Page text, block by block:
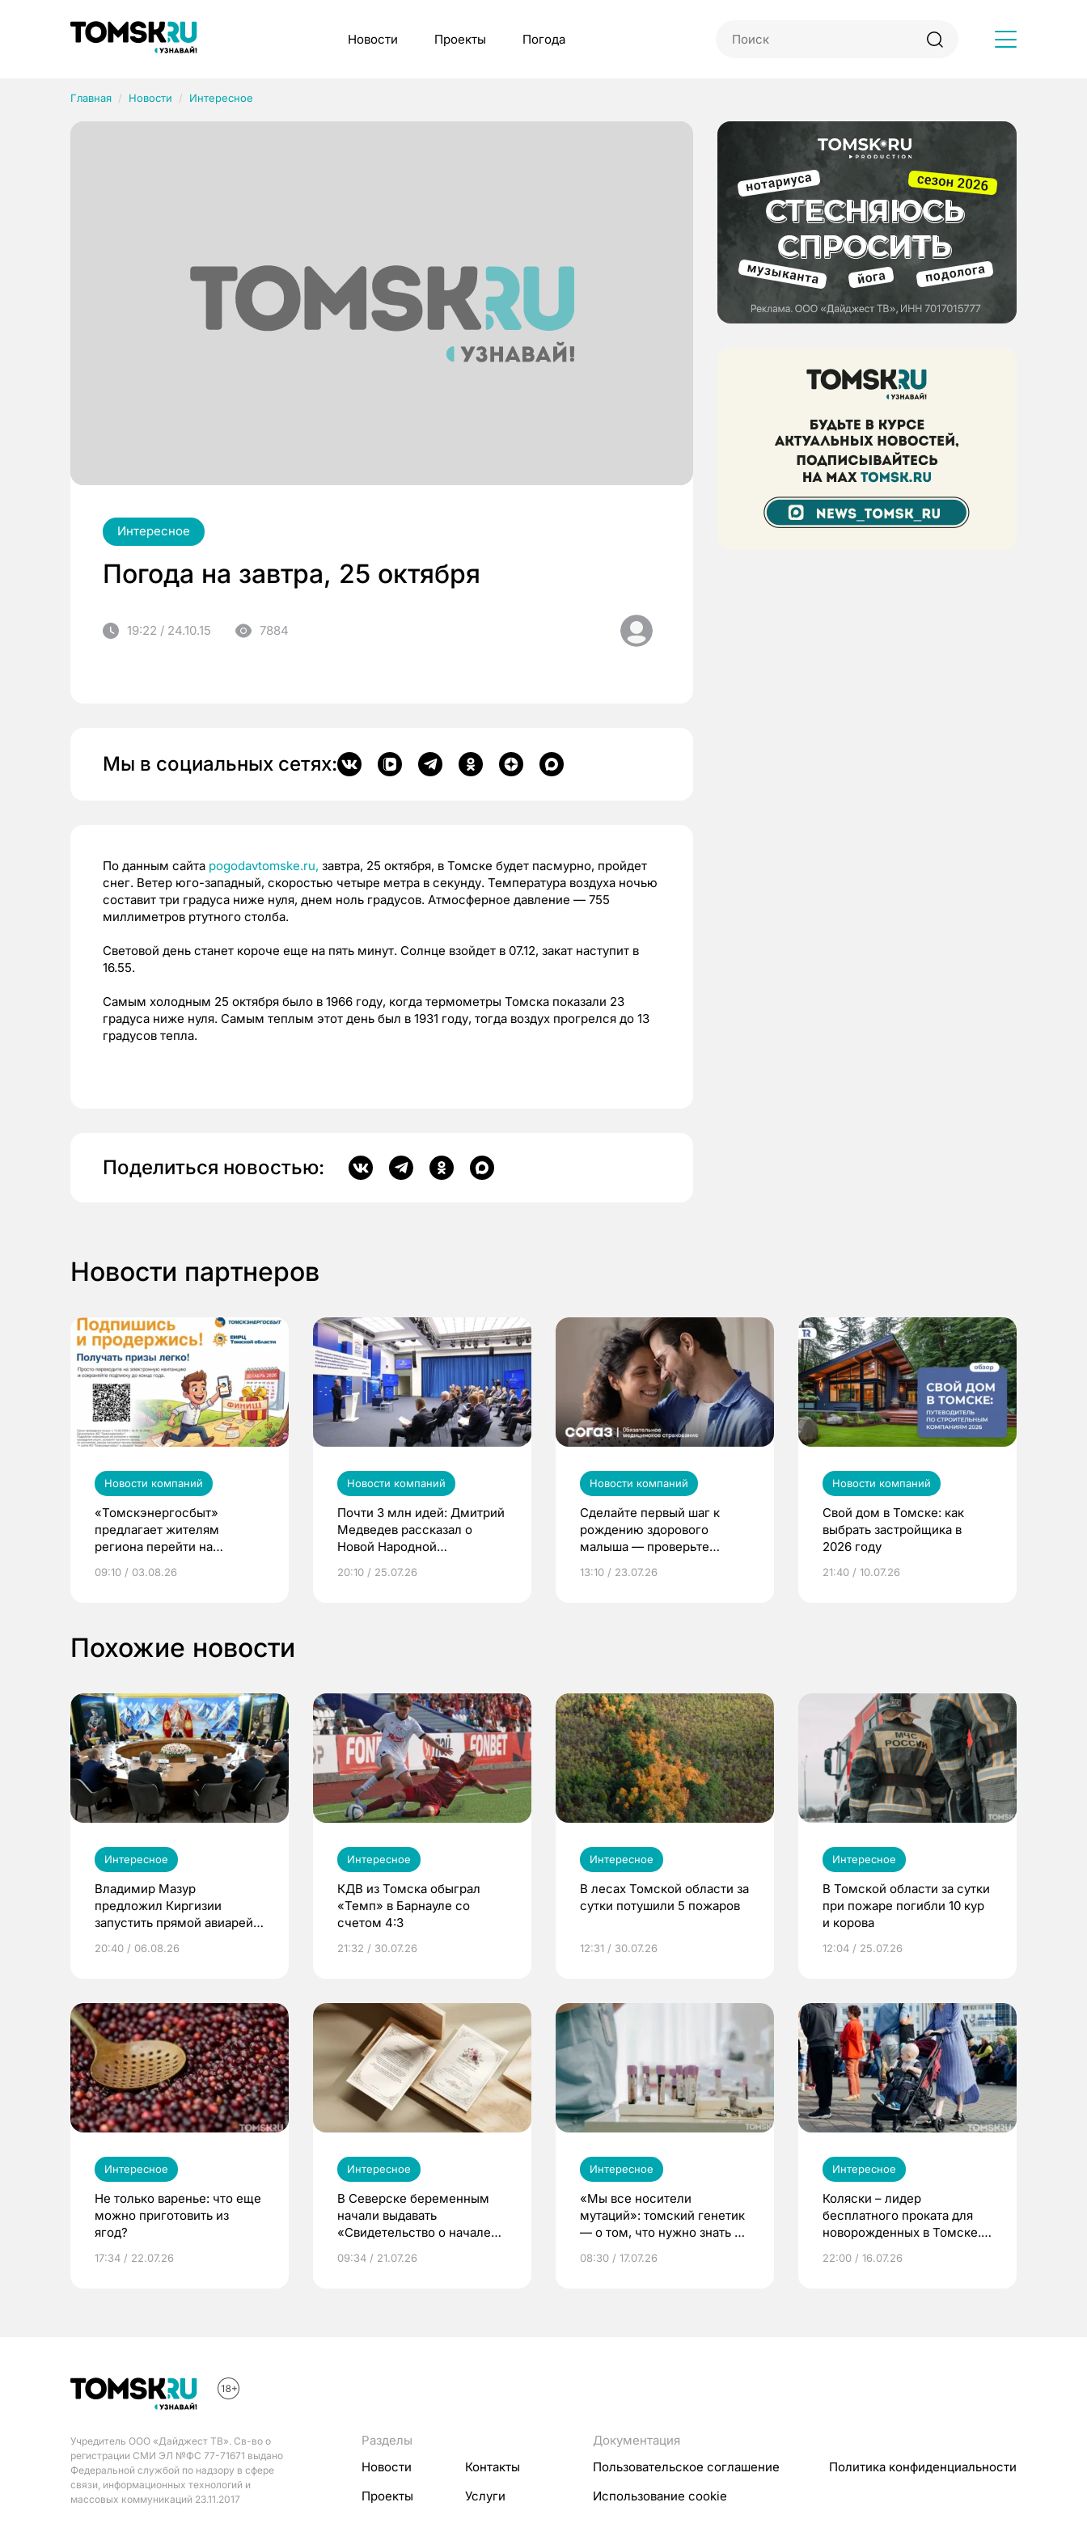
Новости Проекты Погода
Главная Новости Интересное
Интересное
Погода на завтра, 25 октября
19:22 / 24.10.15 7884
Мы в социальных сетях:
По данным сайта pogodavtomske.ru, завтра, 25 октября, в Томске будет пасмурно, пройдет
снег. Ветер юго-западный, скоростью четыре метра в секунду. Температура воздуха ночью
составит три градуса ниже нуля, днем ноль градусов. Атмосферное давление — 755
миллиметров ртутного столба.
Световой день станет короче еще на пять минут. Солнце взойдет в 07.12, закат наступит в
16.55.
Самым холодным 25 октября было в 1966 году, когда термометры Томска показали 23
градуса ниже нуля. Самым теплым этот день был в 1931 году, тогда воздух прогрелся до 13
градусов тепла.
Поделиться новостью:
Новости партнеров
Новости компаний
«Томскэнергосбыт»
предлагает жителям
региона перейти на
выиграть призы
09:10 / 03.08.26
Новости компаний
Почти 3 млн идей: Дмитрий
Медведев рассказал о
Новой Народной
20:10 / 25.07.26
Новости компаний
Сделайте первый шаг к
рождению здорового
малыша — проверьте
по ОМС!
13:10 / 23.07.26
Новости компаний
Свой дом в Томске: как
выбрать застройщика в
2026 году
21:40 / 10.07.26
Похожие новости
Интересное
Владимир Мазур
предложил Киргизии
запустить прямой авиарейс
20:40 / 06.08.26
Интересное
КДВ из Томска обыграл
«Темп» в Барнауле со
счетом 4:3
21:32 / 30.07.26
Интересное
В лесах Томской области за
сутки потушили 5 пожаров
12:31 / 30.07.26
Интересное
В Томской области за сутки
при пожаре погибли 10 кур
и корова
12:04 / 25.07.26
Интересное
Не только варенье: что еще
можно приготовить из
ягод?
17:34 / 22.07.26
Интересное
В Северске беременным
начали выдавать
«Свидетельство о начале
09:34 / 21.07.26
Интересное
«Мы все носители
мутаций»: томский генетик
— о том, что нужно знать до
08:30 / 17.07.26
Интересное
Коляски – лидер
бесплатного проката для
новорожденных в Томске.
22:00 / 16.07.26
Учредитель ООО «Дайджест ТВ». Св-во о
регистрации СМИ ЭЛ №ФС 77-71671 выдано
Федеральной службой по надзору в сфере
связи, информационных технологий и
массовых коммуникаций 23.11.2017
Разделы
Новости
Контакты
Проекты
Услуги
Документация
Пользовательское соглашение
Политика конфиденциальности
Использование cookie
Рубрики